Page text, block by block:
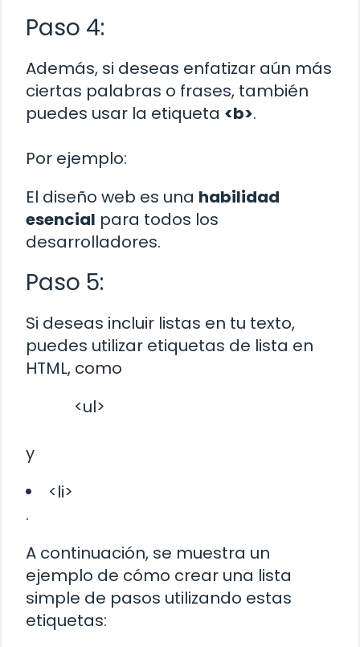
Paso 4:
Además, si deseas enfatizar aún más
ciertas palabras o frases, también
puedes usar la etiqueta <b>.
Por ejemplo:
El diseño web es una habilidad
esencial para todos los
desarrolladores.
Paso 5:
Si deseas incluir listas en tu texto,
puedes utilizar etiquetas de lista en
HTML, como
<ul>
y
<li>
.
A continuación, se muestra un
ejemplo de cómo crear una lista
simple de pasos utilizando estas
etiquetas: